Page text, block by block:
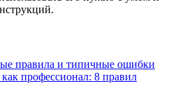
правила и типичные ошибки
профессионал: 8 правил